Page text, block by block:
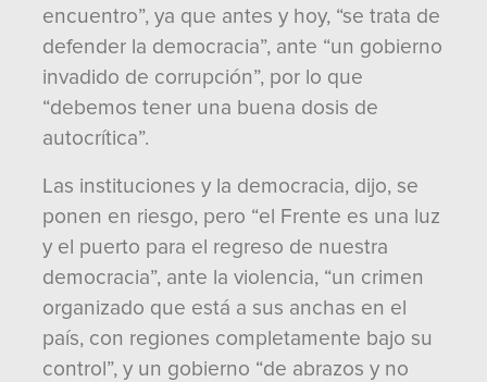
encuentro”, ya que antes y hoy, “se trata de
defender la democracia”, ante “un gobierno
invadido de corrupción”, por lo que
“debemos tener una buena dosis de
autocrítica”.
Las instituciones y la democracia, dijo, se
ponen en riesgo, pero “el Frente es una luz
y el puerto para el regreso de nuestra
democracia”, ante la violencia, “un crimen
organizado que está a sus anchas en el
país, con regiones completamente bajo su
control”, y un gobierno “de abrazos y no